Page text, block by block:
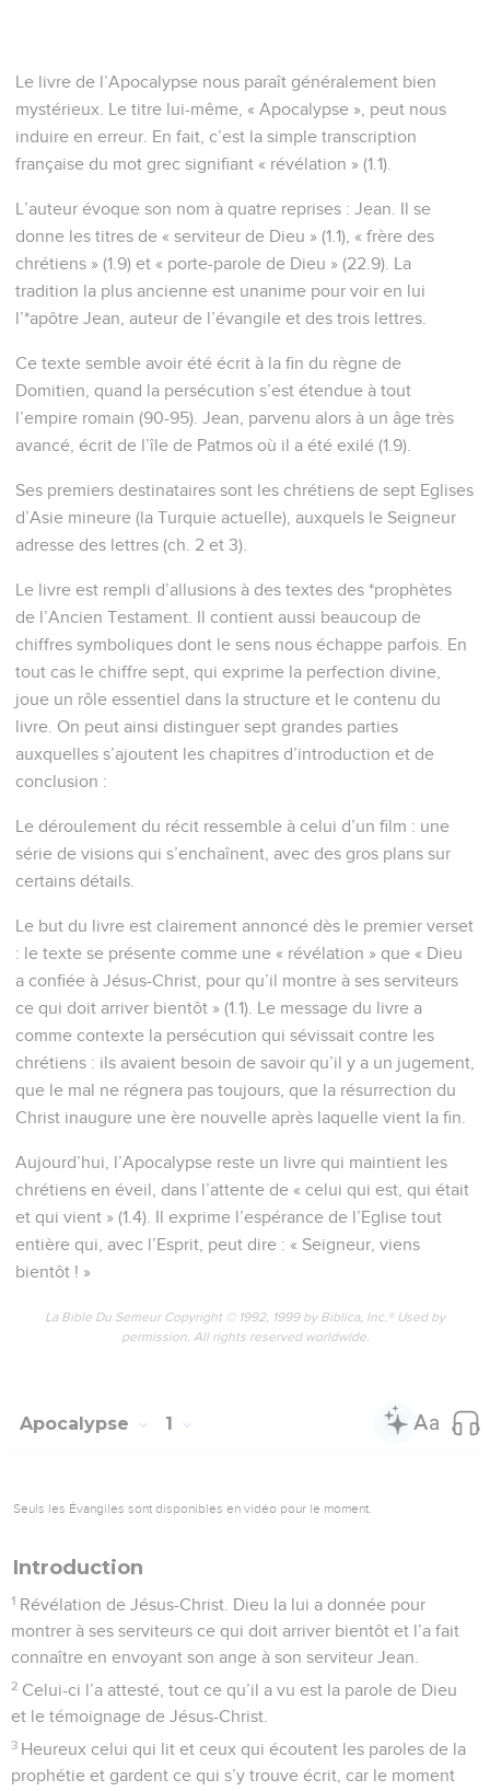
Le livre de l’Apocalypse nous paraît généralement bien
mystérieux. Le titre lui-même, « Apocalypse », peut nous
induire en erreur. En fait, c’est la simple transcription
française du mot grec signifiant « révélation » (1.1).
L’auteur évoque son nom à quatre reprises : Jean. Il se
donne les titres de « serviteur de Dieu » (1.1), « frère des
chrétiens » (1.9) et « porte-parole de Dieu » (22.9). La
tradition la plus ancienne est unanime pour voir en lui
l’*apôtre Jean, auteur de l’évangile et des trois lettres.
Ce texte semble avoir été écrit à la fin du règne de
Domitien, quand la persécution s’est étendue à tout
l’empire romain (90-95). Jean, parvenu alors à un âge très
avancé, écrit de l’île de Patmos où il a été exilé (1.9).
Ses premiers destinataires sont les chrétiens de sept Eglises
d’Asie mineure (la Turquie actuelle), auxquels le Seigneur
adresse des lettres (ch. 2 et 3).
Le livre est rempli d’allusions à des textes des *prophètes
de l’Ancien Testament. Il contient aussi beaucoup de
chiffres symboliques dont le sens nous échappe parfois. En
tout cas le chiffre sept, qui exprime la perfection divine,
joue un rôle essentiel dans la structure et le contenu du
livre. On peut ainsi distinguer sept grandes parties
auxquelles s’ajoutent les chapitres d’introduction et de
conclusion :
Le déroulement du récit ressemble à celui d’un film : une
série de visions qui s’enchaînent, avec des gros plans sur
certains détails.
Le but du livre est clairement annoncé dès le premier verset
: le texte se présente comme une « révélation » que « Dieu
a confiée à Jésus-Christ, pour qu’il montre à ses serviteurs
ce qui doit arriver bientôt » (1.1). Le message du livre a
comme contexte la persécution qui sévissait contre les
chrétiens : ils avaient besoin de savoir qu’il y a un jugement,
que le mal ne régnera pas toujours, que la résurrection du
Christ inaugure une ère nouvelle après laquelle vient la fin.
Aujourd’hui, l’Apocalypse reste un livre qui maintient les
chrétiens en éveil, dans l’attente de « celui qui est, qui était
et qui vient » (1.4). Il exprime l’espérance de l’Eglise tout
entière qui, avec l’Esprit, peut dire : « Seigneur, viens
bientôt ! »
La Bible Du Semeur Copyright © 1992, 1999 by Biblica, Inc.® Used by
permission. All rights reserved worldwide.
Apocalypse 1
Seuls les Évangiles sont disponibles en vidéo pour le moment.
Introduction
1 Révélation de Jésus-Christ. Dieu la lui a donnée pour
montrer à ses serviteurs ce qui doit arriver bientôt et l’a fait
connaître en envoyant son ange à son serviteur Jean.
2 Celui-ci l’a attesté, tout ce qu’il a vu est la parole de Dieu
et le témoignage de Jésus-Christ.
3 Heureux celui qui lit et ceux qui écoutent les paroles de la
prophétie et gardent ce qui s’y trouve écrit, car le moment